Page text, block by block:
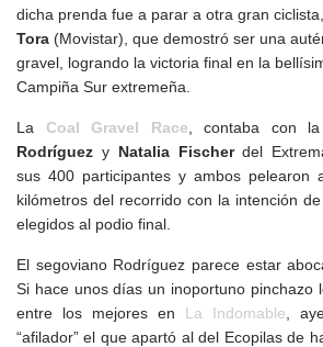
dicha prenda fue a parar a otra gran ciclista,
Tora (Movistar), que demostró ser una
gravel, logrando la victoria final en la
Campiña Sur extremeña.
La Coal Gravel Race , contaba con
Rodríguez y Natalia Fischerdel
sus 400 participantes y ambos pelearon
kilómetros del recorrido con la intención
elegidos al podio final.
El segoviano Rodríguez parece estar
Si hace unos días un inoportuno pinchazo
entre los mejores en La Indomable ,
“afilador” el que apartó al del Ecopilas de